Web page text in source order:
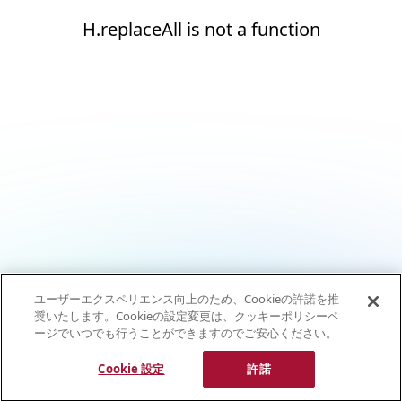
H.replaceAll is not a function
ユーザーエクスペリエンス向上のため、Cookieの許諾を推
奨いたします。Cookieの設定変更は、クッキーポリシーペ
ージでいつでも行うことができますのでご安心ください。
Cookie 設定 許諾